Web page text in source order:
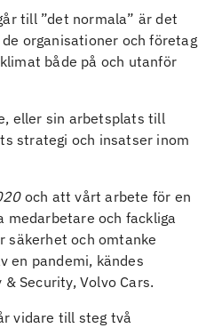
till ”det normala” är det
organisationer och företag
både på och utanför
eller sin arbetsplats till
strategi och insatser inom
och att vårt arbete för en
medarbetare och fackliga
säkerhet och omtanke
en pandemi, kändes
Security, Volvo Cars.
vidare till steg två